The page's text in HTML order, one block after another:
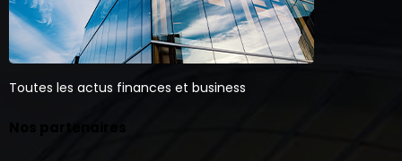
Toutes les actus finances et business